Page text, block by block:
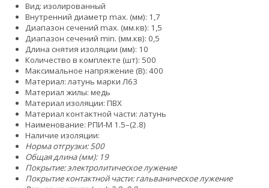
Вид: изолированный
Внутренний диаметр max. (мм): 1,7
Диапазон сечений max. (мм.кв): 1,5
Диапазон сечений min. (мм.кв): 0,5
Длина снятия изоляции (мм): 10
Количество в комплекте (шт): 500
Максимальное напряжение (В): 400
Материал: латунь марки Л63
Материал жилы: медь
Материал изоляции: ПВХ
Материал контактной части: латунь
Наименование: РПИ-М 1.5–(2.8)
Наличие изоляции:
Норма отгрузки: 500
Общая длина (мм): 19
Покрытие: электролитическое лужение
Покрытие контактной части: гальваническое лужение